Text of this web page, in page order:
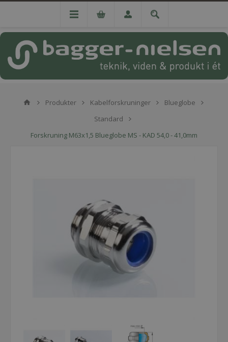
Produkter Kabelforskruninger
Blueglobe
Standard
Forskruning M63x1,5 Blueglobe MS - KAD 54,0 - 41,0mm